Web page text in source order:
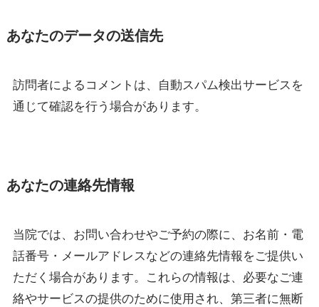
あなたのデータの送信先
訪問者によるコメントは、自動スパム検出サービスを
通じて確認を行う場合があります。
あなたの連絡先情報
当院では、お問い合わせやご予約の際に、お名前・電
話番号・メールアドレスなどの連絡先情報をご提供い
ただく場合があります。これらの情報は、必要なご連
絡やサービスの提供のために使用され、第三者に無断